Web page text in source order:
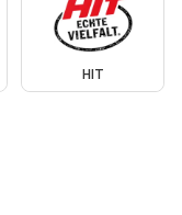
HIT